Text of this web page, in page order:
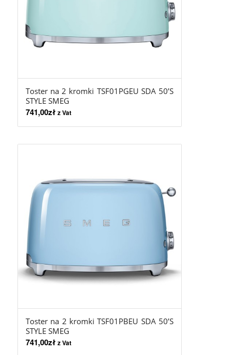
Toster na 2 kromki TSF01PGEU SDA 50’S
STYLE SMEG
741,00zł z Vat
Toster na 2 kromki TSF01PBEU SDA 50’S
STYLE SMEG
741,00zł z Vat